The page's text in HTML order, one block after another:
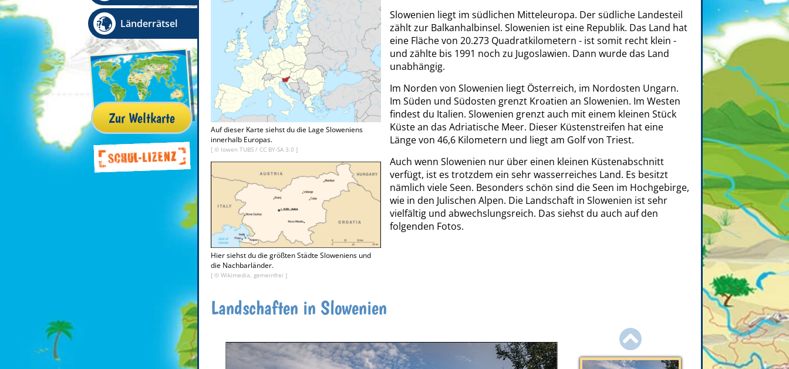
Länderrätsel
Zur Weltkarte
Auf dieser Karte siehst du die Lage Sloweniens
innerhalb Europas.
[ © lowen TUBS / CC BY-SA 3.0 ]
Hier siehst du die größten Städte Sloweniens und
die Nachbarländer.
[ © Wikimedia, gemeinfrei ]
Slowenien liegt im südlichen Mitteleuropa. Der südliche Landesteil
zählt zur Balkanhalbinsel. Slowenien ist eine Republik. Das Land hat
eine Fläche von 20.273 Quadratkilometern - ist somit recht klein -
und zählte bis 1991 noch zu Jugoslawien. Dann wurde das Land
unabhängig.
Im Norden von Slowenien liegt Österreich, im Nordosten Ungarn.
Im Süden und Südosten grenzt Kroatien an Slowenien. Im Westen
findest du Italien. Slowenien grenzt auch mit einem kleinen Stück
Küste an das Adriatische Meer. Dieser Küstenstreifen hat eine
Länge von 46,6 Kilometern und liegt am Golf von Triest.
Auch wenn Slowenien nur über einen kleinen Küstenabschnitt
verfügt, ist es trotzdem ein sehr wasserreiches Land. Es besitzt
nämlich viele Seen. Besonders schön sind die Seen im Hochgebirge,
wie in den Julischen Alpen. Die Landschaft in Slowenien ist sehr
vielfältig und abwechslungsreich. Das siehst du auch auf den
folgenden Fotos.
Landschaften in Slowenien